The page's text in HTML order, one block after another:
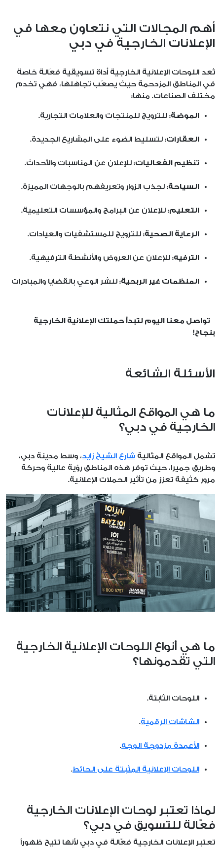
أهم المجالات التي نتعاون معها في
الإعلانات الخارجية في دبي
تُعد اللوحات الإعلانية الخارجية أداة تسويقية فعَالة خاصة
في المناطق المزدحمة حيث يصعُب تجاهلها، فهي تخدم
مختلف الصناعات. منها:
الموضة: للترويج للمنتجات والعلامات التجارية.
العقارات: لتسليط الضوء على المشاريع الجديدة.
تنظيم الفعاليات: للإعلان عن المناسبات والأحداث.
السياحة: لجذب الزوار وتعريفهم بالوجهات المميزة.
التعليم: للإعلان عن البرامج والمؤسسات التعليمية.
الرعاية الصحية: للترويج للمستشفيات والعيادات.
الترفيه: للإعلان عن العروض والأنشطة الترفيهية.
المنظمات غير الربحية: لنشر الوعي بالقضايا والمبادرات
تواصل معنا اليوم لتبدأ حملتك الإعلانية الخارجية
بنجاح!
الأسئلة الشائعة
ما هي المواقع المثالية للإعلانات
الخارجية في دبي؟
تشمل المواقع المثالية شارع الشيخ زايد، وسط مدينة دبي،
وطريق جميرا، حيث توفر هذه المناطق رؤية عالية وحركة
مرور كثيفة تعزز من تأثير الحملات الإعلانية.
ما هي أنواع اللوحات الإعلانية الخارجية
التي تقدمونها؟
اللوحات الثابتة.
الشاشات الرقمية.
الأعمدة مزدوجة الوجه.
اللوحات الإعلانية المثبتة على الحائط.
لماذا تعتبر لوحات الإعلانات الخارجية
فعّالة للتسويق في دبي؟
تعتبر الإعلانات الخارجية فعّالة في دبي لأنها تتيح ظهوراً